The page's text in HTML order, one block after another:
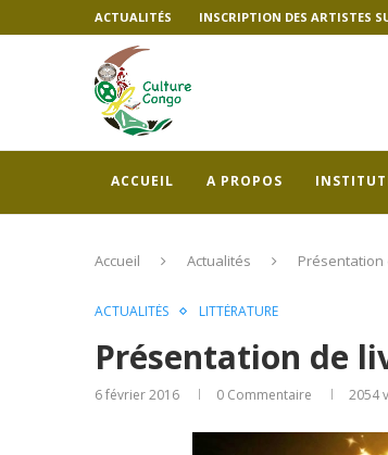
ACTUALITÉS INSCRIPTION DES ARTISTES
ACCUEIL A PROPOS
Accueil Actualités Présentation
ACTUALITÉS LITTÉRATURE
Présentation de
6 février 2016 0 Commentaire 2054